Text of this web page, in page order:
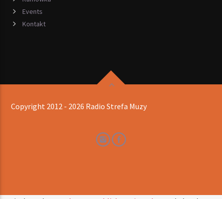
Events
Kontakt
Copyright 2012 - 2026 Radio Strefa Muzy